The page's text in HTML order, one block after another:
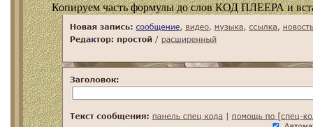
Копируем часть формулы до слов КОД ПЛЕЕРА и